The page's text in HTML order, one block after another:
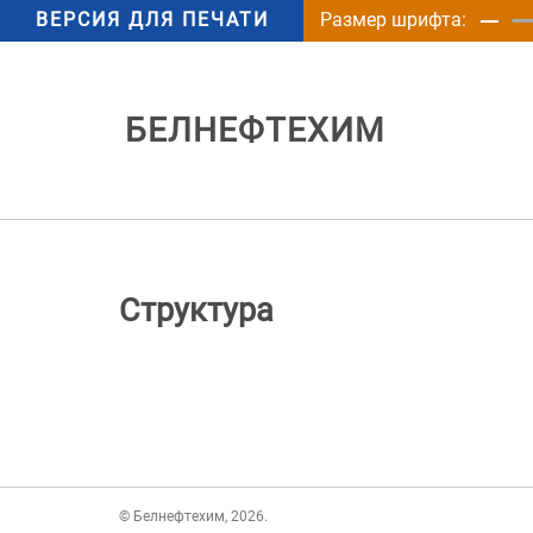
ВЕРСИЯ ДЛЯ ПЕЧАТИ Размер шрифта:
БЕЛНЕФТЕХИМ
Структура
© Белнефтехим, 2026.